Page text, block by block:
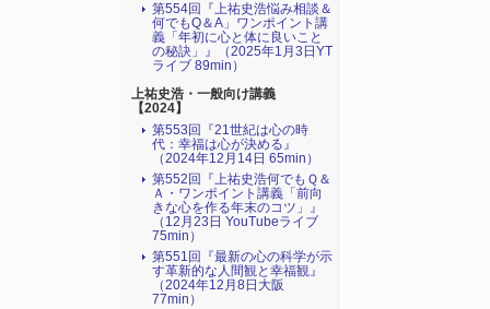
第554回『上祐史浩悩み相談＆
何でもQ＆A」ワンポイント講
義「年初に心と体に良いこと
の秘訣」』（2025年1月3日YT
ライブ 89min）
上祐史浩・一般向け講義
【2024】
第553回『21世紀は心の時
代：幸福は心が決める』
（2024年12月14日 65min）
第552回『上祐史浩何でもＱ＆
Ａ・ワンポイント講義「前向
きな心を作る年末のコツ」』
（12月23日 YouTubeライブ
75min）
第551回『最新の心の科学が示
す革新的な人間観と幸福観』
（2024年12月8日大阪
77min）